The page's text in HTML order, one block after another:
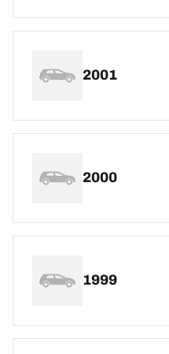
2001
2000
1999